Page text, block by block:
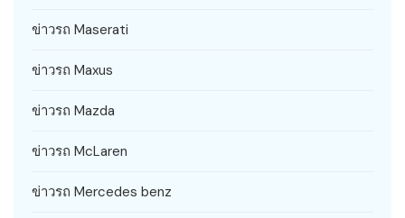
ข่าวรถ Maserati
ข่าวรถ Maxus
ข่าวรถ Mazda
ข่าวรถ McLaren
ข่าวรถ Mercedes benz